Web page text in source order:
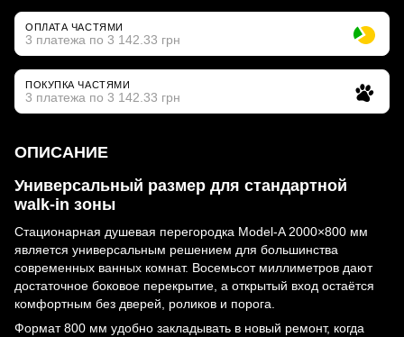
ОПЛАТА ЧАСТЯМИ
3 платежа по 3 142.33 грн
ПОКУПКА ЧАСТЯМИ
3 платежа по 3 142.33 грн
ОПИСАНИЕ
Универсальный размер для стандартной
walk-in зоны
Стационарная душевая перегородка Model-A 2000×800 мм
является универсальным решением для большинства
современных ванных комнат. Восемьсот миллиметров дают
достаточное боковое перекрытие, а открытый вход остаётся
комфортным без дверей, роликов и порога.
Формат 800 мм удобно закладывать в новый ремонт, когда